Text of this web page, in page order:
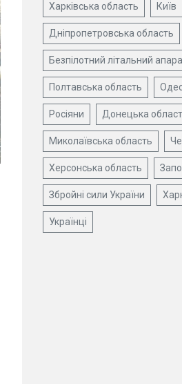
Харківська область Київ
Дніпропетровська область
Безпілотний літальний
Полтавська область
Росіяни Донецька
Миколаївська область
Херсонська область
Збройні сили України
Українці